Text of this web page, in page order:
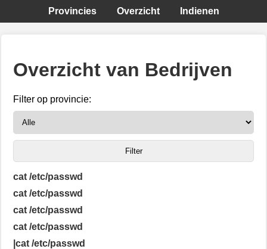
Provincies Overzicht Indienen
Overzicht van Bedrijven
Filter op provincie:
cat /etc/passwd
cat /etc/passwd
cat /etc/passwd
cat /etc/passwd
|cat /etc/passwd